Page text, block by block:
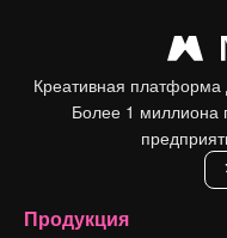
Креативная платформа
Более 1 миллиона
Продукция